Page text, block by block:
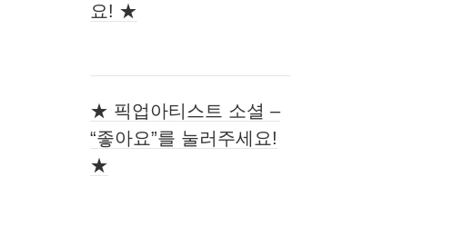
요! ★
★ 픽업아티스트 소셜 –
“좋아요”를 눌러주세요!
★